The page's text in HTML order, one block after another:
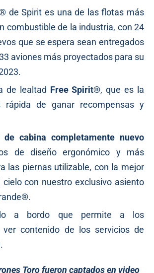
de Spirit es una de las flotas más
combustible de la industria, con 24
que se espera sean entregados
aviones más proyectados para su
de lealtad Free Spirit®, que es la
rápida de ganar recompensas y
de cabina completamente nuevo
de diseño ergonómico y más
las piernas utilizable, con la mejor
con nuestro exclusivo asiento
a bordo que permite a los
ver contenido de los servicios de
Toro fueron captados en video